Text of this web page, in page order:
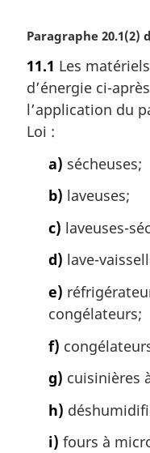
N
t
e
m
a
Paragraphe 20.1(2)
11.1 Les
d’énergie ci-
l’application du
Loi :
a) sécheuses;
b) laveuses;
c) laveuses-
d) lave-
e)
congélateurs;
f)
g) cuisinières
h)
i) fours à